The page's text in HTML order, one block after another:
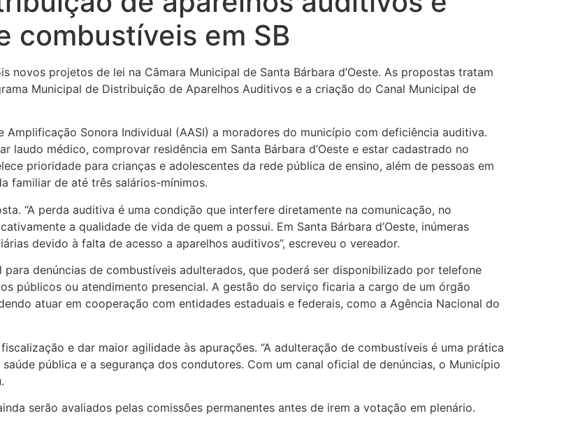
combustíveis em SB
novos projetos de lei na Câmara Municipal de Santa Bárbara d’Oeste. As propostas tratam
Municipal de Distribuição de Aparelhos Auditivos e a criação do Canal Municipal de
Sonora Individual (AASI) a moradores do município com deficiência auditiva.
laudo médico, comprovar residência em Santa Bárbara d’Oeste e estar cadastrado no
prioridade para crianças e adolescentes da rede pública de ensino, além de pessoas em
familiar de até três salários-mínimos.
“A perda auditiva é uma condição que interfere diretamente na comunicação, no
a qualidade de vida de quem a possui. Em Santa Bárbara d’Oeste, inúmeras
devido à falta de acesso a aparelhos auditivos”, escreveu o vereador.
denúncias de combustíveis adulterados, que poderá ser disponibilizado por telefone
públicos ou atendimento presencial. A gestão do serviço ficaria a cargo de um órgão
atuar em cooperação com entidades estaduais e federais, como a Agência Nacional do
e dar maior agilidade às apurações. “A adulteração de combustíveis é uma prática
pública e a segurança dos condutores. Com um canal oficial de denúncias, o Município
serão avaliados pelas comissões permanentes antes de irem a votação em plenário.